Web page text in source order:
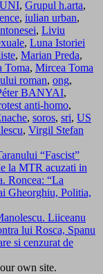
, Grupul h.arta,
, iulian urban,
, Liviu
, Luna Istoriei
, Marian Preda,
Toma, Mircea Toma
roman, ong,
BANYAI,
anti-homo,
, soros, sri, US
, Virgil Stefan
“Fascist”
la MTR acuzati in
Roncea: “La
Gheorghiu, Politia,
Liiceanu
lui Rosca, Spanu
si cenzurat de
own site.